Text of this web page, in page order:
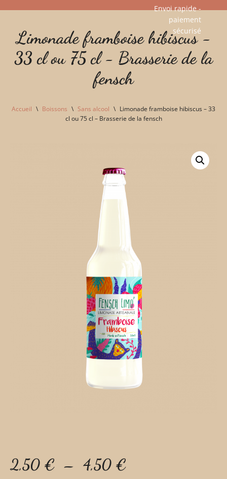
au
contenu
Envoi rapide -
paiement
sécurisé​
Limonade framboise hibiscus -
33 cl ou 75 cl - Brasserie de la
fensch
Accueil \ Boissons \ Sans alcool \ Limonade framboise hibiscus – 33
cl ou 75 cl – Brasserie de la fensch
2,50 € – 4,50 €